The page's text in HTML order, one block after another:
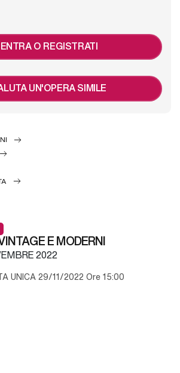
ENTRA O REGISTRATI
UN'OPERA SIMILE
E MODERNI
2022
UNICA 29/11/2022 Ore 15:00